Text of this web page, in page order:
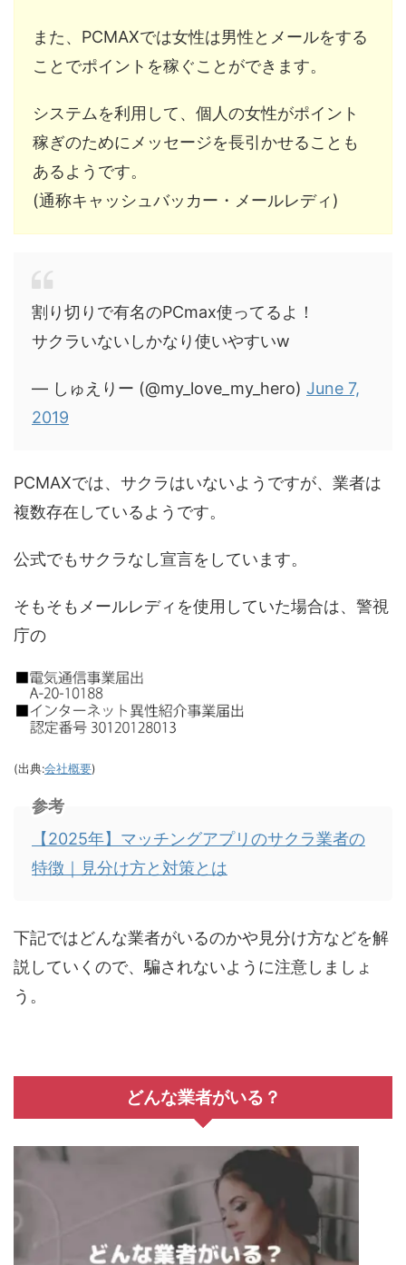
また、PCMAXでは女性は男性とメールをする
ことでポイントを稼ぐことができます。
システムを利用して、個人の女性がポイント
稼ぎのためにメッセージを長引かせることも
あるようです。
(通称キャッシュバッカー・メールレディ)
割り切りで有名のPCmax使ってるよ！
サクラいないしかなり使いやすいw
— しゅえりー (@my_love_my_hero) June 7,
2019
PCMAXでは、サクラはいないようですが、業者は
複数存在しているようです。
公式でもサクラなし宣言をしています。
そもそもメールレディを使用していた場合は、警視
庁の
(出典:会社概要)
参考
【2025年】マッチングアプリのサクラ業者の
特徴｜見分け方と対策とは
下記ではどんな業者がいるのかや見分け方などを解
説していくので、騙されないように注意しましょ
う。
どんな業者がいる？